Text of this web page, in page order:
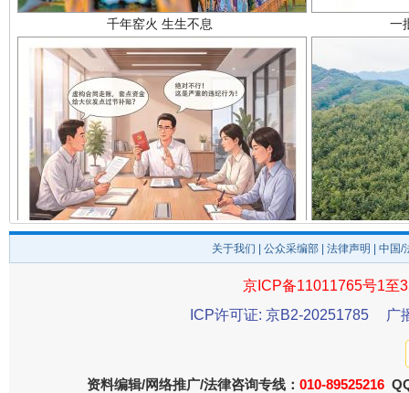
揭开“小金库”的免责幌子
关于我们 公众采编部 法律声明 | 中国
京ICP备11011765号1至
ICP许可证: 京B2-20251785
广
资料编辑/网络推广/法律咨询专线： 010-89525216